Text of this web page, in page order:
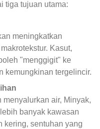
tiga tujuan utama:
meningkatkan
Kasut,
"menggigit" ke
kemungkinan tergelincir.
menyalurkan air, Minyak,
banyak kawasan
kering, sentuhan yang